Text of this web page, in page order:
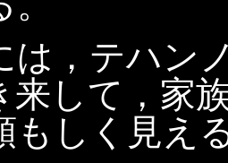
は，テハン
来して，家
もしく見え